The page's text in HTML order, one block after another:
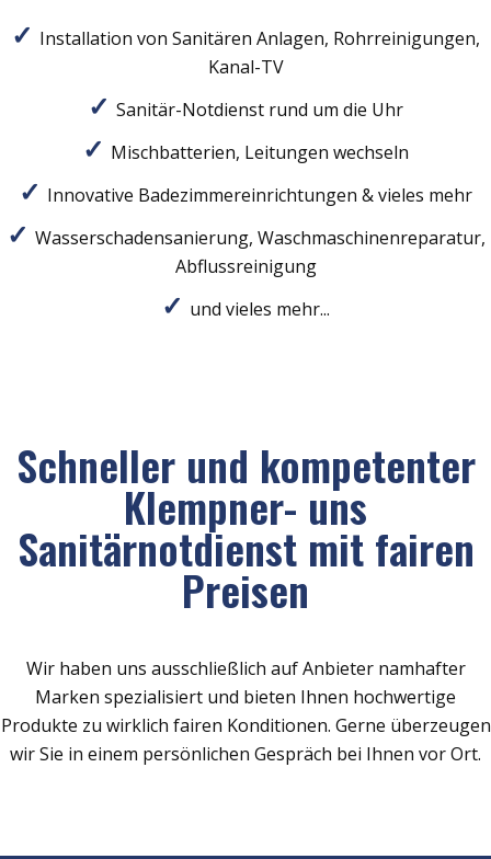
Installation von Sanitären Anlagen, Rohrreinigungen,
Kanal-TV
Sanitär-Notdienst rund um die Uhr
Mischbatterien, Leitungen wechseln
Innovative Badezimmereinrichtungen & vieles mehr
Wasserschadensanierung, Waschmaschinenreparatur,
Abflussreinigung
und vieles mehr...
Schneller und kompetenter
Klempner- uns
Sanitärnotdienst mit fairen
Preisen
Wir haben uns ausschließlich auf Anbieter namhafter
Marken spezialisiert und bieten Ihnen hochwertige
Produkte zu wirklich fairen Konditionen. Gerne überzeugen
wir Sie in einem persönlichen Gespräch bei Ihnen vor Ort.